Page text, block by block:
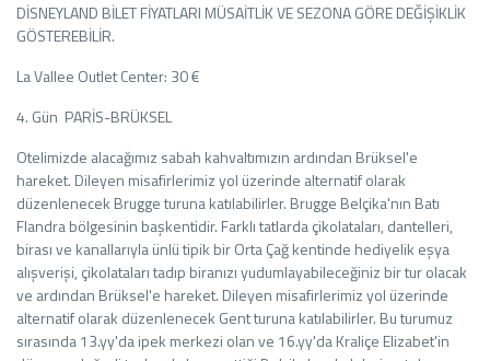
DİSNEYLAND BİLET FİYATLARI MÜSAİTLİK VE SEZONA GÖRE DEĞİŞİKLİK
GÖSTEREBİLİR.
La Vallee Outlet Center: 30 €
4. Gün PARİS-BRÜKSEL
Otelimizde alacağımız sabah kahvaltımızın ardından Brüksel'e
hareket. Dileyen misafirlerimiz yol üzerinde alternatif olarak
düzenlenecek Brugge turuna katılabilirler. Brugge Belçika'nın Batı
Flandra bölgesinin başkentidir. Farklı tatlarda çikolataları, dantelleri,
birası ve kanallarıyla ünlü tipik bir Orta Çağ kentinde hediyelik eşya
alışverişi, çikolataları tadıp biranızı yudumlayabileceğiniz bir tur olacak
ve ardından Brüksel'e hareket. Dileyen misafirlerimiz yol üzerinde
alternatif olarak düzenlenecek Gent turuna katılabilirler. Bu turumuz
sırasında 13.yy'da ipek merkezi olan ve 16.yy'da Kraliçe Elizabet'in